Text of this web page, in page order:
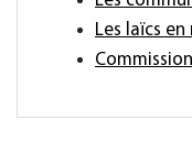
Les laïcs